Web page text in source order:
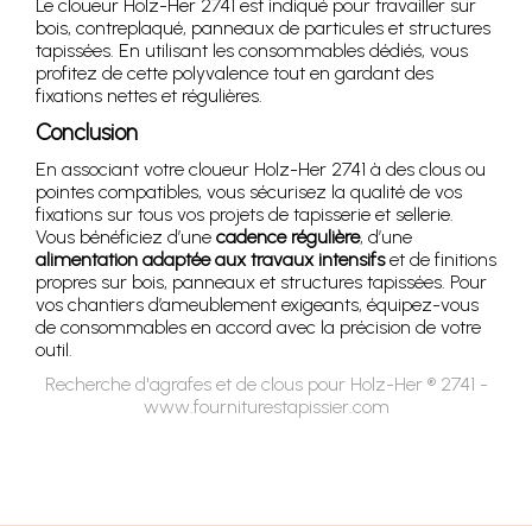
Le cloueur Holz-Her 2741 est indiqué pour travailler sur
bois, contreplaqué, panneaux de particules et structures
tapissées. En utilisant les consommables dédiés, vous
profitez de cette polyvalence tout en gardant des
fixations nettes et régulières.
Conclusion
En associant votre cloueur Holz-Her 2741 à des clous ou
pointes compatibles, vous sécurisez la qualité de vos
fixations sur tous vos projets de tapisserie et sellerie.
Vous bénéficiez d’une cadence régulière, d’une
alimentation adaptée aux travaux intensifset de finitions
propres sur bois, panneaux et structures tapissées. Pour
vos chantiers d’ameublement exigeants, équipez-vous
de consommables en accord avec la précision de votre
outil.
Recherche d'agrafes et de clous pour Holz-Her ® 2741 -
www.fourniturestapissier.com